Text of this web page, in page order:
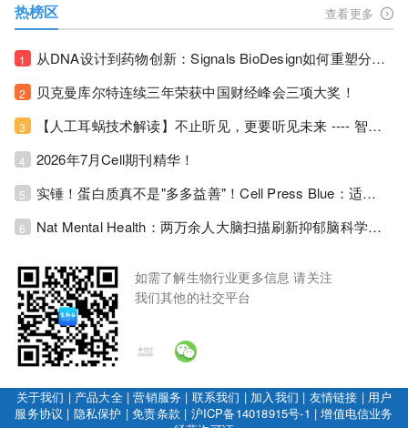
热榜区 查看更多
1 从DNA设计到药物创新：Signals BioDesign如何重塑分子生物学研发生态！
2 贝克曼库尔特连续三年荣获中国财经峰会三项大奖！
3 【人工耳蜗技术解读】不止听见，更要听见未来 ---- 智能耳蜗，开启人工耳蜗技术新纪元！
4 2026年7月Cell期刊精华！
5 实锤！蛋白质真不是"多多益善"！Cell Press Blue：适度限蛋白，反而拉长健康寿命！
6 Nat Mental Health：两万余人大脑扫描刷新抑郁脑科学认知！抑郁不只是情绪病，视觉、运动脑区同步受损！
如需了解生物行业更多信息 请关注
我们其他的社交平台
关于我们 | 产品大全|营销服务 | 联系我们 | 加入我们 | 友情链接 | 用户
服务协议 | 隐私保护 |免责条款 | 沪ICP备14018915号-1 |增值电信业务